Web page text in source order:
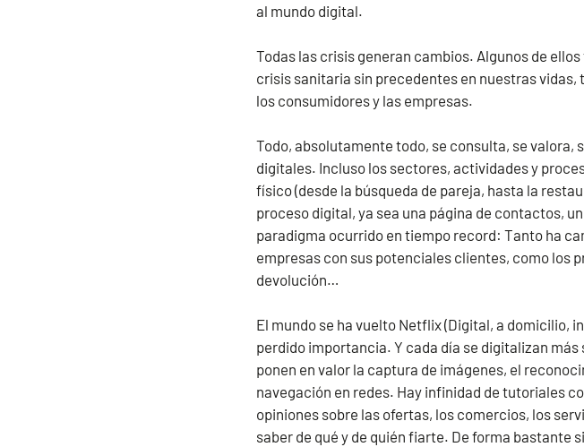
al mundo digital.
Todas las crisis generan cambios. Algunos de
crisis sanitaria sin precedentes en nuestras
los consumidores y las empresas.
Todo, absolutamente todo, se consulta, se
digitales. Incluso los sectores, actividades y
físico (desde la búsqueda de pareja, hasta la
proceso digital, ya sea una página de contactos,
paradigma ocurrido en tiempo record: Tanto ha
empresas con sus potenciales clientes, como los
devolución…
El mundo se ha vuelto Netflix (Digital, a domicilio,
perdido importancia. Y cada día se digitalizan
ponen en valor la captura de imágenes, el
navegación en redes. Hay infinidad de tutoriales
opiniones sobre las ofertas, los comercios, los
saber de qué y de quién fiarte. De forma bastante